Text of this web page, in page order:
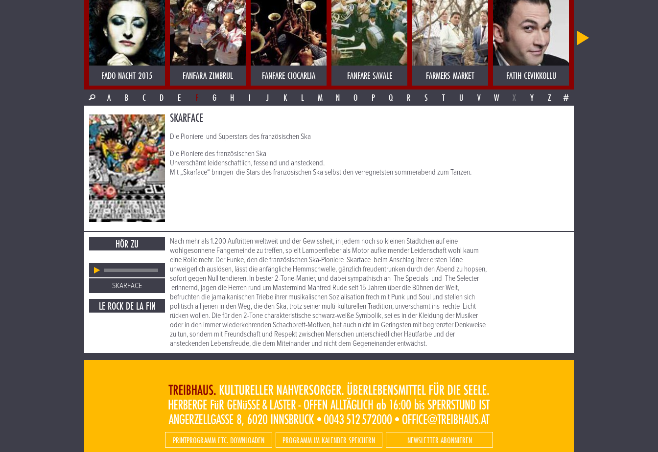
FADO NACHT 2015 FANFARA ZIMBRUL FANFARE CIOCARLIA FANFARE SAVALE FARMERS MARKET FATIH CEVIKKOLLU
A
B C D E F G H I J K L M N O P Q R S T U V W X Y Z #
SKARFACE
Die Pioniere und Superstars des französischen Ska
Die Pioniere des französischen Ska
Unverschämt leidenschaftlich, fesselnd und ansteckend.
Mit „Skarface“ bringen die Stars des französischen Ska selbst den verregnetsten sommerabend zum Tanzen.
HÖR ZU
SKARFACE
LE ROCK DE LA FIN
Nach mehr als 1.200 Auftritten weltweit und der Gewissheit, in jedem noch so kleinen Städtchen auf eine
wohlgesonnene Fangemeinde zu treffen, spielt Lampenfieber als Motor aufkeimender Leidenschaft wohl kaum
eine Rolle mehr. Der Funke, den die französischen Ska-Pioniere Skarface beim Anschlag ihrer ersten Töne
unweigerlich auslösen, lässt die anfängliche Hemmschwelle, gänzlich freudentrunken durch den Abend zu hopsen,
sofort gegen Null tendieren. In bester 2-Tone-Manier, und dabei sympathisch an The Specials und The Selecter
erinnernd, jagen die Herren rund um Mastermind Manfred Rude seit 15 Jahren über die Bühnen der Welt,
befruchten die jamaikanischen Triebe ihrer musikalischen Sozialisation frech mit Punk und Soul und stellen sich
politisch all jenen in den Weg, die den Ska, trotz seiner multi-kulturellen Tradition, unverschämt ins rechte Licht
rücken wollen. Die für den 2-Tone charakteristische schwarz-weiße Symbolik, sei es in der Kleidung der Musiker
oder in den immer wiederkehrenden Schachbrett-Motiven, hat auch nicht im Geringsten mit begrenzter Denkweise
zu tun, sondern mit Freundschaft und Respekt zwischen Menschen unterschiedlicher Hautfarbe und der
ansteckenden Lebensfreude, die dem Miteinander und nicht dem Gegeneinander entwächst.
PRINTPROGRAMM ETC. DOWNLOADEN PROGRAMM IM KALENDER SPEICHERN NEWSLETTER ABONNIEREN